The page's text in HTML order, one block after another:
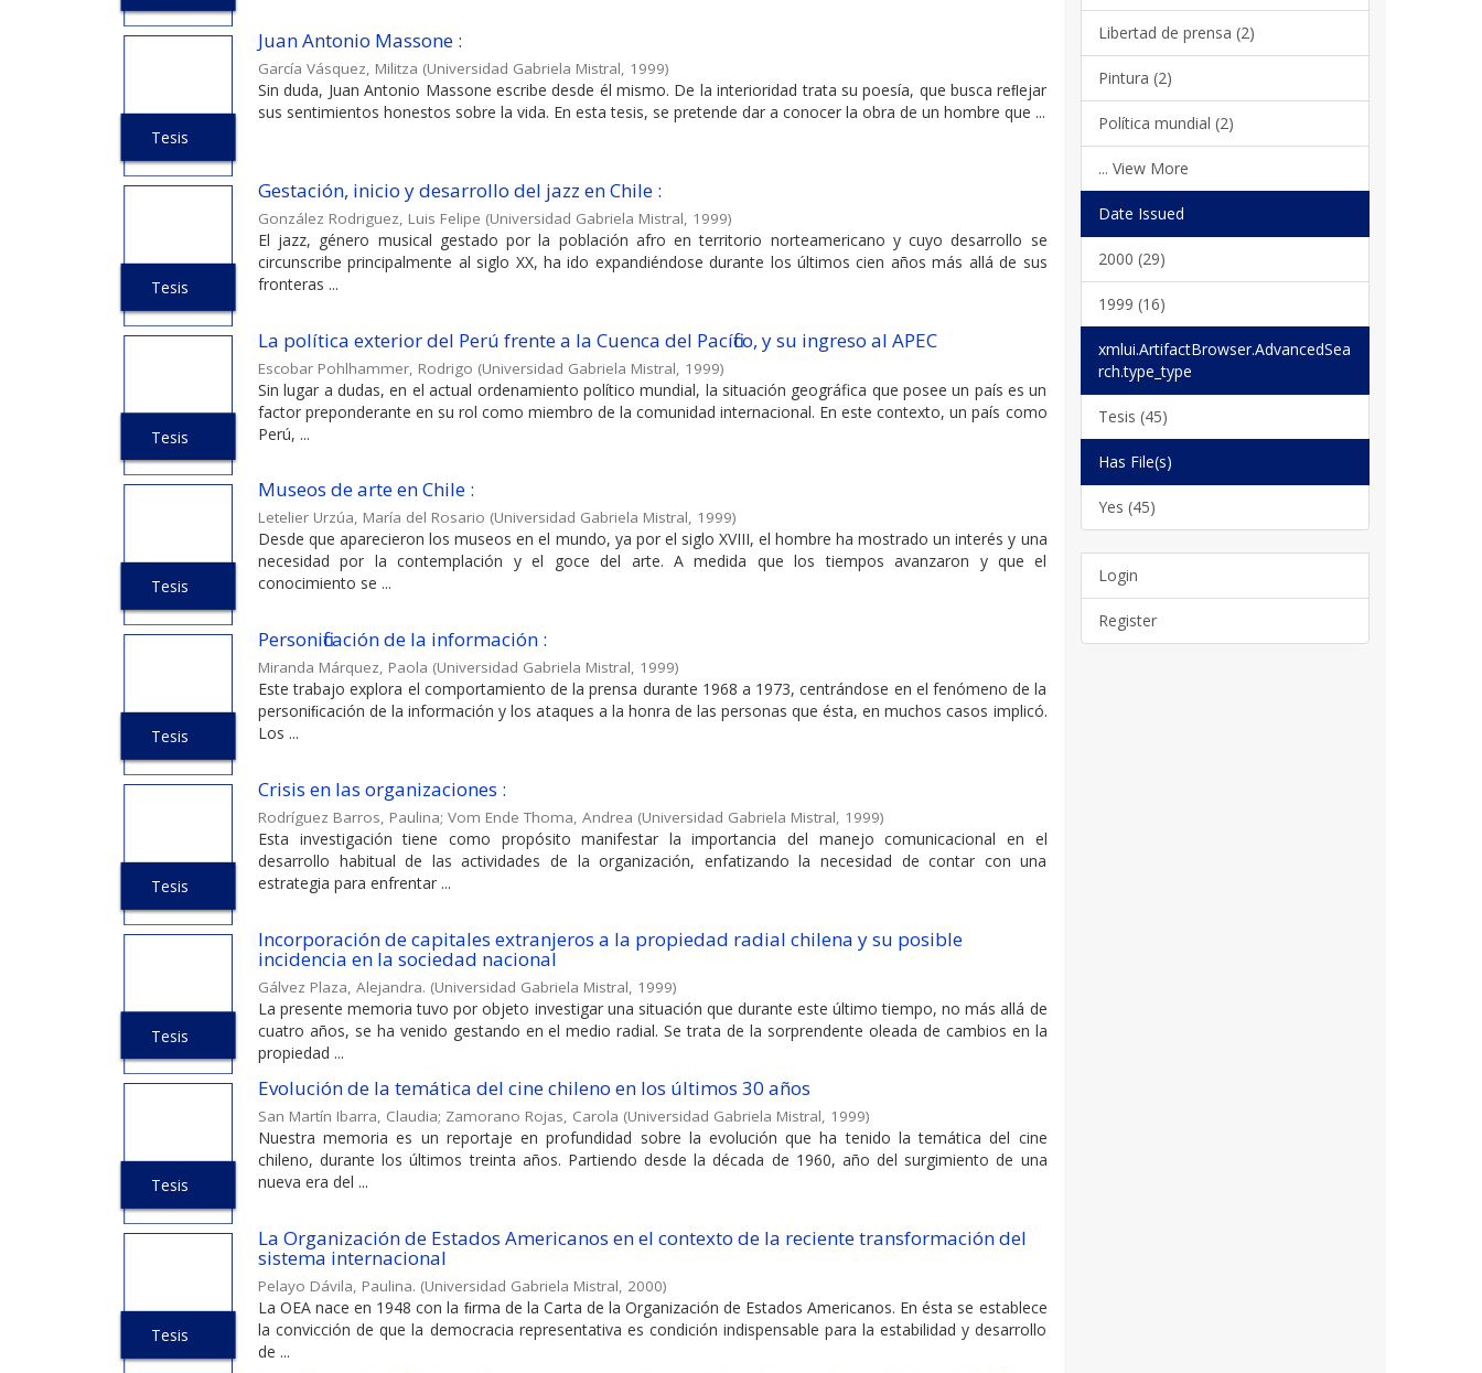
Tesis
Juan Antonio Massone :
García Vásquez, Militza (Universidad Gabriela Mistral, 1999)
Sin duda, Juan Antonio Massone escribe desde él mismo. De la interioridad trata su poesía, que busca reﬂejar
sus sentimientos honestos sobre la vida. En esta tesis, se pretende dar a conocer la obra de un hombre que ...
Tesis
Gestación, inicio y desarrollo del jazz en Chile :
González Rodriguez, Luis Felipe (Universidad Gabriela Mistral, 1999)
El jazz, género musical gestado por la población afro en territorio norteamericano y cuyo desarrollo se
circunscribe principalmente al siglo XX, ha ido expandiéndose durante los últimos cien años más allá de sus
fronteras ...
Tesis
La política exterior del Perú frente a la Cuenca del Pacífico, y su ingreso al APEC
Escobar Pohlhammer, Rodrigo (Universidad Gabriela Mistral 1999)
Sin lugar a dudas, en el actual ordenamiento político mundial, la situación geográfica que posee un país es un
factor preponderante en su rol como miembro de la comunidad internacional. En este contexto, un país como
Perú, ...
Tesis
Museos de arte en Chile :
Letelier Urzúa, María del Rosario (Universidad Gabriela Mistral, 1999)
Desde que aparecieron los museos en el mundo, ya por el siglo XVIII, el hombre ha mostrado un interés y una
necesidad por la contemplación y el goce del arte. A medida que los tiempos avanzaron y que el
conocimiento se ...
Tesis
Personificación de la información :
Miranda Márquez, Paola (Universidad Gabriela Mistral, 1999)
Este trabajo explora el comportamiento de la prensa durante 1968 a 1973, centrándose en el fenómeno de la
personiﬁcación de la información y los ataques a la honra de las personas que ésta, en muchos casos implicó.
Los ...
Tesis
Crisis en las organizaciones :
Rodríguez Barros, Paulina; Vom Ende Thoma, Andrea (Universidad Gabriela Mistral, 1999)
Esta investigación tiene como propósito manifestar la importancia del manejo comunicacional en el
desarrollo habitual de las actividades de la organización, enfatizando la necesidad de contar con una
estrategia para enfrentar ...
Tesis
Incorporación de capitales extranjeros a la propiedad radial chilena y su posible
incidencia en la sociedad nacional
Gálvez Plaza, Alejandra. (Universidad Gabriela Mistral 1999)
La presente memoria tuvo por objeto investigar una situación que durante este último tiempo, no más allá de
cuatro años, se ha venido gestando en el medio radial. Se trata de la sorprendente oleada de cambios en la
propiedad ...
Tesis
Evolución de la temática del cine chileno en los últimos 30 años
San Martín Ibarra, Claudia; Zamorano Rojas, Carola (Universidad Gabriela Mistral, 1999)
Nuestra memoria es un reportaje en profundidad sobre la evolución que ha tenido la temática del cine
chileno, durante los últimos treinta años. Partiendo desde la década de 1960, año del surgimiento de una
nueva era del ...
Tesis
La Organización de Estados Americanos en el contexto de la reciente transformación del
sistema internacional
Pelayo Dávila, Paulina. (Universidad Gabriela Mistral, 2000)
La OEA nace en 1948 con la ﬁrma de la Carta de la Organización de Estados Americanos. En ésta se establece
la convicción de que la democracia representativa es condición indispensable para la estabilidad y desarrollo
de ...
Libertad de prensa (2)
Pintura (2)
Política mundial (2)
... View More
Date Issued
2000 (29)
1999 (16)
xmlui.ArtifactBrowser.AdvancedSea
rch.type_type
Tesis (45)
Has File(s)
Yes (45)
Login
Register